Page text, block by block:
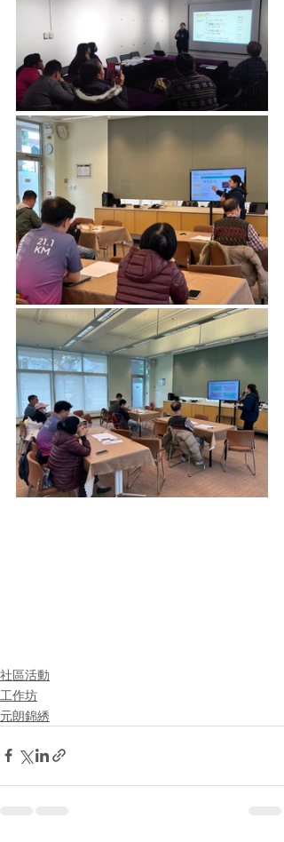
社區活動
工作坊
元朗錦綉